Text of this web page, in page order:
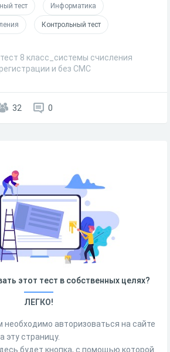
тест Информатика
Контрольный тест
8 класс_системы счисления
и без СМС
32 0
этот тест в собственных целях?
ЛЕГКО!
необходимо авторизоваться на сайте
эту страницу.
будет кнопка, с помощью которой